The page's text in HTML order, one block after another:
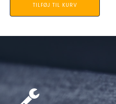
TILFØJ TIL KURV